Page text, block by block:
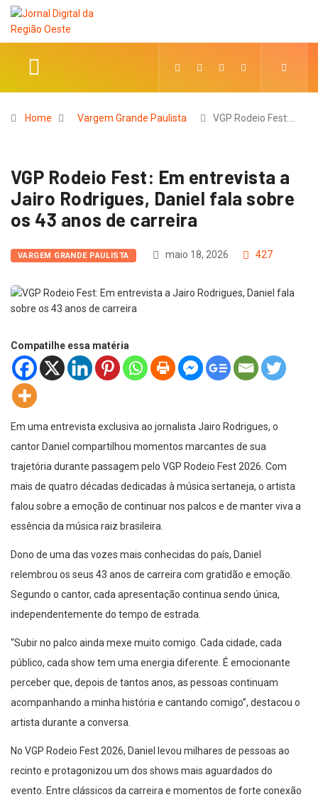
Home Vargem Grande Paulista VGP Rodeio Fest:…
VGP Rodeio Fest: Em entrevista a
Jairo Rodrigues, Daniel fala sobre
os 43 anos de carreira
VARGEM GRANDE PAULISTA maio 18, 2026 427
Compatilhe essa matéria
Em uma entrevista exclusiva ao jornalista Jairo Rodrigues, o
cantor Daniel compartilhou momentos marcantes de sua
trajetória durante passagem pelo VGP Rodeio Fest 2026. Com
mais de quatro décadas dedicadas à música sertaneja, o artista
falou sobre a emoção de continuar nos palcos e de manter viva a
essência da música raiz brasileira.
Dono de uma das vozes mais conhecidas do país, Daniel
relembrou os seus 43 anos de carreira com gratidão e emoção.
Segundo o cantor, cada apresentação continua sendo única,
independentemente do tempo de estrada.
“Subir no palco ainda mexe muito comigo. Cada cidade, cada
público, cada show tem uma energia diferente. É emocionante
perceber que, depois de tantos anos, as pessoas continuam
acompanhando a minha história e cantando comigo”, destacou o
artista durante a conversa.
No VGP Rodeio Fest 2026, Daniel levou milhares de pessoas ao
recinto e protagonizou um dos shows mais aguardados do
evento. Entre clássicos da carreira e momentos de forte conexão